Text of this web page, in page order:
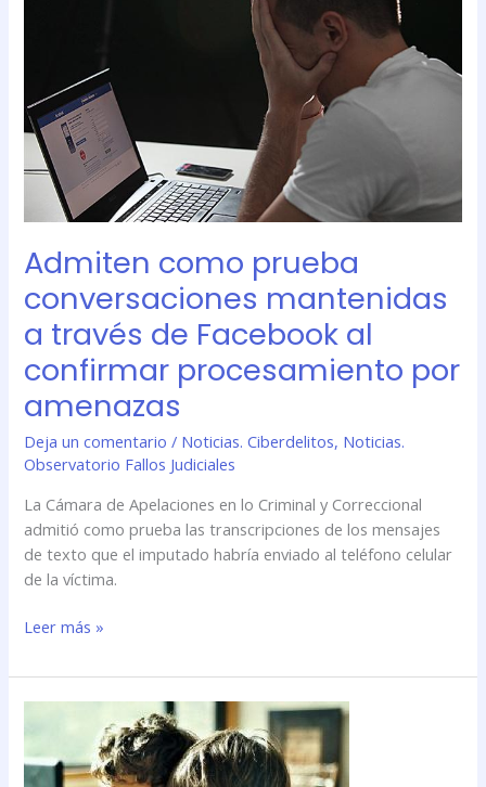
Admiten como prueba
conversaciones mantenidas
a través de Facebook al
confirmar procesamiento por
amenazas
Deja un comentario / Noticias. Ciberdelitos, Noticias.
Observatorio Fallos Judiciales
La Cámara de Apelaciones en lo Criminal y Correccional
admitió como prueba las transcripciones de los mensajes
de texto que el imputado habría enviado al teléfono celular
de la víctima.
través
de
Facebook
al
confirmar
procesamiento
amenazas
Leer más »
amigos
están